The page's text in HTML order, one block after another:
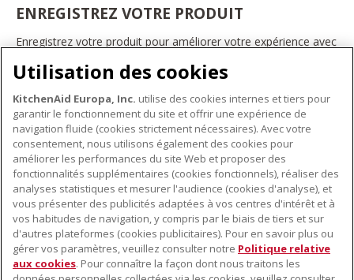
ENREGISTREZ VOTRE PRODUIT
Enregistrez votre produit pour améliorer votre expérience avec
bénéficier d'offres et de promotions exclusives, recevoir des
conseils et des astuces, et bien plus encore.
INSCRIVEZ-VOUS DÈS À PRÉSENT
À PROPOS DE KITCHENAID
À propos de KitchenAid
Histoire de la marque
Communiqués de presse
NOS PRODUITS
Petits électroménagers
Matériel de cuisine
SERVICE CLIENT
Utilisation des cookies
KitchenAid Europa, Inc. utilise des cookies internes et tiers pour
garantir le fonctionnement du site et offrir une expérience de
navigation fluide (cookies strictement nécessaires). Avec votre
consentement, nous utilisons également des cookies pour
améliorer les performances du site Web et proposer des
fonctionnalités supplémentaires (cookies fonctionnels), réaliser des
analyses statistiques et mesurer l'audience (cookies d'analyse), et
vous présenter des publicités adaptées à vos centres d'intérêt et à
vos habitudes de navigation, y compris par le biais de tiers et sur
d'autres plateformes (cookies publicitaires). Pour en savoir plus ou
gérer vos paramètres, veuillez consulter notre Politique relative
aux cookies. Pour connaître la façon dont nous traitons les